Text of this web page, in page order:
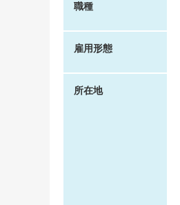
職種
雇用形態
所在地